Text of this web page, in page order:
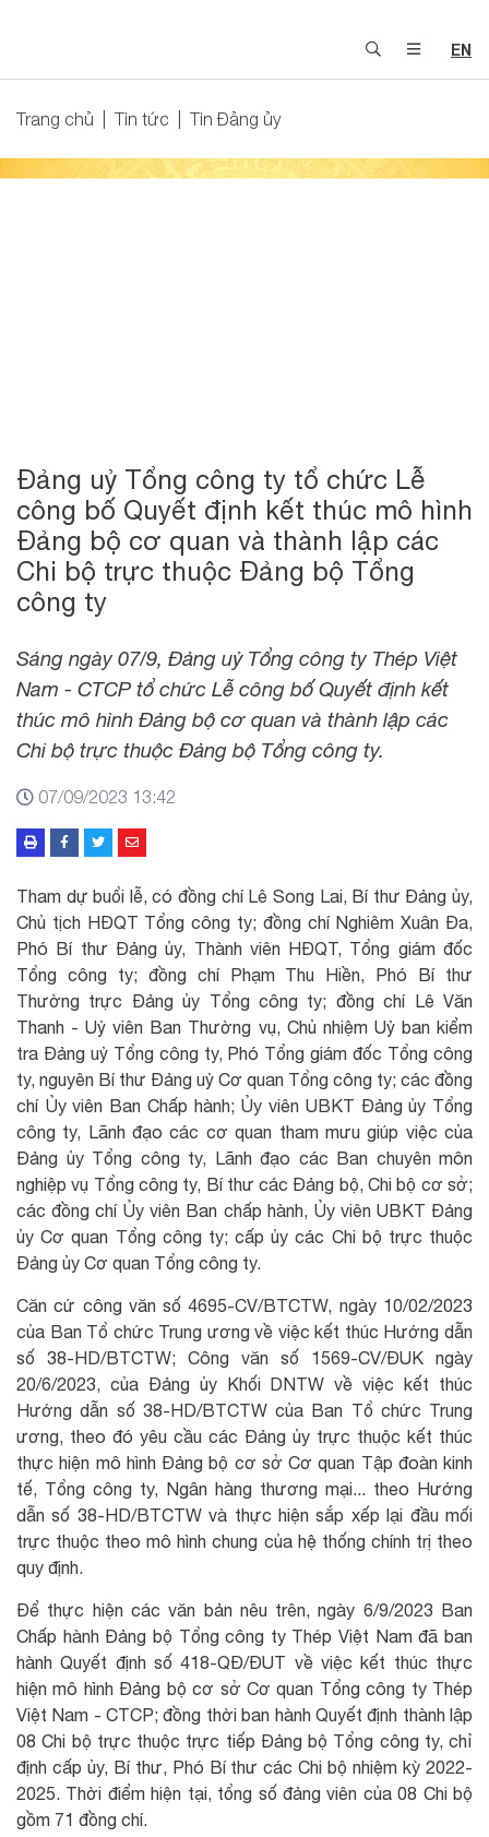
EN
Trang chủ Tin tức Tin Đảng ủy
Đảng uỷ Tổng công ty tổ chức Lễ
công bố Quyết định kết thúc mô hình
Đảng bộ cơ quan và thành lập các
Chi bộ trực thuộc Đảng bộ Tổng
công ty
Sáng ngày 07/9, Đảng uỷ Tổng công ty Thép Việt
Nam - CTCP tổ chức Lễ công bố Quyết định kết
thúc mô hình Đảng bộ cơ quan và thành lập các
Chi bộ trực thuộc Đảng bộ Tổng công ty.
07/09/2023 13:42
Tham dự buổi lễ, có đồng chí Lê Song Lai, Bí thư Đảng ủy,
Chủ tịch HĐQT Tổng công ty; đồng chí Nghiêm Xuân Đa,
Phó Bí thư Đảng ủy, Thành viên HĐQT, Tổng giám đốc
Tổng công ty; đồng chí Phạm Thu Hiền, Phó Bí thư
Thường trực Đảng ủy Tổng công ty; đồng chí Lê Văn
Thanh - Uỷ viên Ban Thường vụ, Chủ nhiệm Uỷ ban kiểm
tra Đảng uỷ Tổng công ty, Phó Tổng giám đốc Tổng công
ty, nguyên Bí thư Đảng uỷ Cơ quan Tổng công ty; các đồng
chí Ủy viên Ban Chấp hành; Ủy viên UBKT Đảng ủy Tổng
công ty, Lãnh đạo các cơ quan tham mưu giúp việc của
Đảng ủy Tổng công ty, Lãnh đạo các Ban chuyên môn
nghiệp vụ Tổng công ty, Bí thư các Đảng bộ, Chi bộ cơ sở;
các đồng chí Ủy viên Ban chấp hành, Ủy viên UBKT Đảng
ủy Cơ quan Tổng công ty; cấp ủy các Chi bộ trực thuộc
Đảng ủy Cơ quan Tổng công ty.
Căn cứ công văn số 4695-CV/BTCTW, ngày 10/02/2023
của Ban Tổ chức Trung ương về việc kết thúc Hướng dẫn
số 38-HD/BTCTW; Công văn số 1569-CV/ĐUK ngày
20/6/2023, của Đảng ủy Khối DNTW về việc kết thúc
Hướng dẫn số 38-HD/BTCTW của Ban Tổ chức Trung
ương, theo đó yêu cầu các Đảng ủy trực thuộc kết thúc
thực hiện mô hình Đảng bộ cơ sở Cơ quan Tập đoàn kinh
tế, Tổng công ty, Ngân hàng thương mại... theo Hướng
dẫn số 38-HD/BTCTW và thực hiện sắp xếp lại đầu mối
trực thuộc theo mô hình chung của hệ thống chính trị theo
quy định.
Để thực hiện các văn bản nêu trên, ngày 6/9/2023 Ban
Chấp hành Đảng bộ Tổng công ty Thép Việt Nam đã ban
hành Quyết định số 418-QĐ/ĐUT về việc kết thúc thực
hiện mô hình Đảng bộ cơ sở Cơ quan Tổng công ty Thép
Việt Nam - CTCP; đồng thời ban hành Quyết định thành lập
08 Chi bộ trực thuộc trực tiếp Đảng bộ Tổng công ty, chỉ
định cấp ủy, Bí thư, Phó Bí thư các Chi bộ nhiệm kỳ 2022-
2025. Thời điểm hiện tại, tổng số đảng viên của 08 Chi bộ
gồm 71 đồng chí.